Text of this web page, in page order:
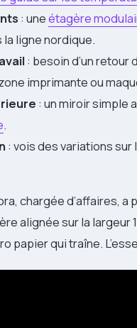
: uneétagère
ligne nordique.
: besoin d’un retour
imprimante ou
: un miroir simple
.
: vois des variations sur
chargée d’affaires, a
alignée sur la largeur
papier qui traîne.